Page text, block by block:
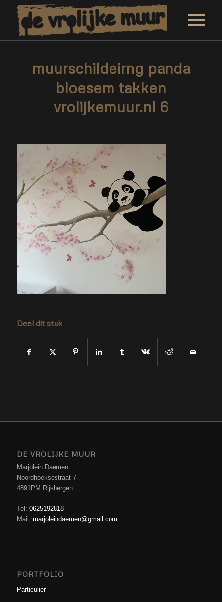
muurschildeirng panda
bloesem takken
vrolijkemuur.nl 6
Deel dit stuk
DE VROLIJKE MUUR
Marjolein Daemen
Noordhoeksestraat 7
4891PM Rijsbergen
Tel: 0625192818
Mail: marjoleindaemen@gmail.com
PORTFOLIO
Particulier